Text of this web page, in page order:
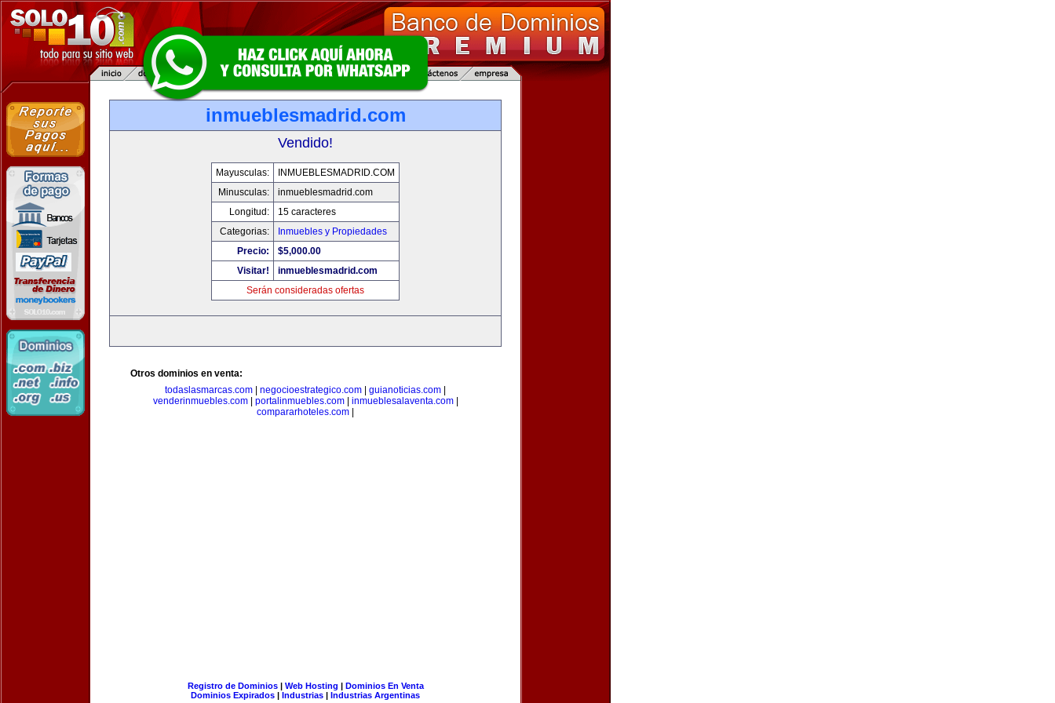
inmueblesmadrid.com
Vendido!
Mayusculas:
INMUEBLESMADRID.COM
Minusculas:
inmueblesmadrid.com
Longitud:
15 caracteres
Categorias:
Inmuebles y Propiedades
Precio:
$5,000.00
Visitar!
inmueblesmadrid.com
Serán consideradas ofertas
Otros dominios en venta:
todaslasmarcas.com
negocioestrategico.com guianoticias.com
venderinmuebles.com| portalinmuebles.com| inmueblesalaventa.com|
compararhoteles.com
Registro de Dominios| Web Hosting | Dominios En Venta
Dominios Expirados | Industrias | Industrias Argentinas